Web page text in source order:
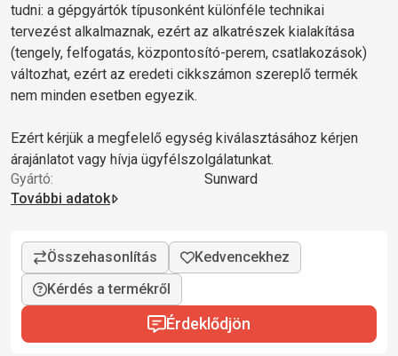
tudni: a gépgyártók típusonként különféle technikai
tervezést alkalmaznak, ezért az alkatrészek kialakítása
(tengely, felfogatás, központosító-perem, csatlakozások)
változhat, ezért az eredeti cikkszámon szereplő termék
nem minden esetben egyezik.
Ezért kérjük a megfelelő egység kiválasztásához kérjen
árajánlatot vagy hívja ügyfélszolgálatunkat.
Gyártó:
Sunward
További adatok
Kérdés a termékről
Érdeklődjön